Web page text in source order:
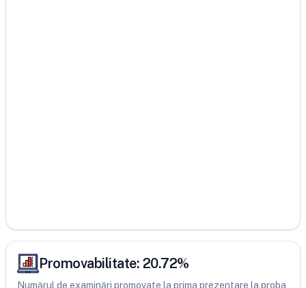
Promovabilitate: 20.72%
Numărul de examinări promovate la prima prezentare la proba